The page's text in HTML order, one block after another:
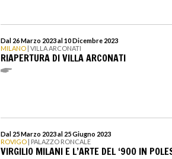
Dal 26 Marzo 2023 al 10 Dicembre 2023
MILANO | VILLA ARCONATI
RIAPERTURA DI VILLA ARCONATI
Dal 25 Marzo 2023 al 25 Giugno 2023
ROVIGO | PALAZZO RONCALE
VIRGILIO MILANI E L’ARTE DEL ‘900 IN